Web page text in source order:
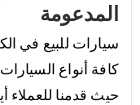
المدعومة
سيارات للبيع في
كافة أنواع
حيث قدمنا للعملاء